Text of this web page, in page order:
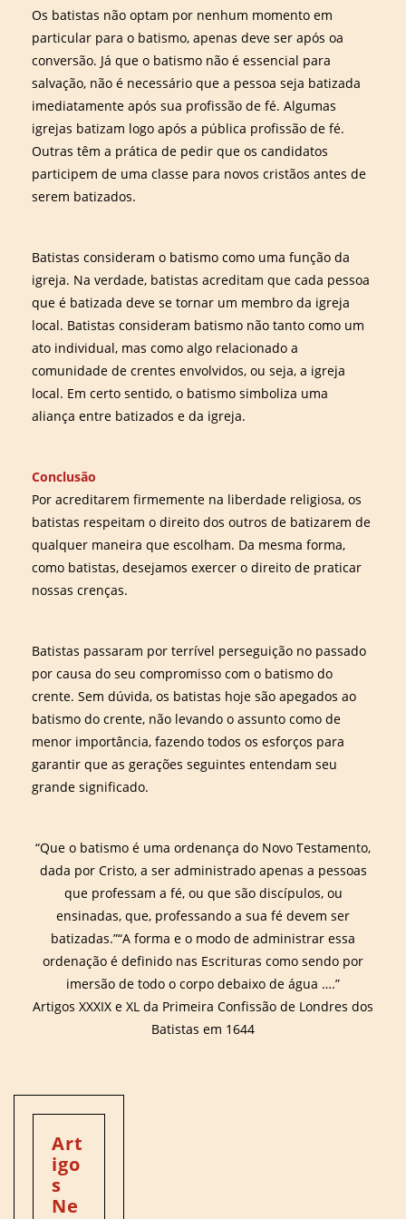
Os batistas não optam por nenhum momento em
particular para o batismo, apenas deve ser após oa
conversão. Já que o batismo não é essencial para
salvação, não é necessário que a pessoa seja batizada
imediatamente após sua profissão de fé. Algumas
igrejas batizam logo após a pública profissão de fé.
Outras têm a prática de pedir que os candidatos
participem de uma classe para novos cristãos antes de
serem batizados.
Batistas consideram o batismo como uma função da
igreja. Na verdade, batistas acreditam que cada pessoa
que é batizada deve se tornar um membro da igreja
local. Batistas consideram batismo não tanto como um
ato individual, mas como algo relacionado a
comunidade de crentes envolvidos, ou seja, a igreja
local. Em certo sentido, o batismo simboliza uma
aliança entre batizados e da igreja.
Conclusão
Por acreditarem firmemente na liberdade religiosa, os
batistas respeitam o direito dos outros de batizarem de
qualquer maneira que escolham. Da mesma forma,
como batistas, desejamos exercer o direito de praticar
nossas crenças.
Batistas passaram por terrível perseguição no passado
por causa do seu compromisso com o batismo do
crente. Sem dúvida, os batistas hoje são apegados ao
batismo do crente, não levando o assunto como de
menor importância, fazendo todos os esforços para
garantir que as gerações seguintes entendam seu
grande significado.
“Que o batismo é uma ordenança do Novo Testamento,
dada por Cristo, a ser administrado apenas a pessoas
que professam a fé, ou que são discípulos, ou
ensinadas, que, professando a sua fé devem ser
batizadas.”“A forma e o modo de administrar essa
ordenação é definido nas Escrituras como sendo por
imersão de todo o corpo debaixo de água ….”
Artigos XXXIX e XL da Primeira Confissão de Londres dos
Batistas em 1644
Art
Igo
S
Ne